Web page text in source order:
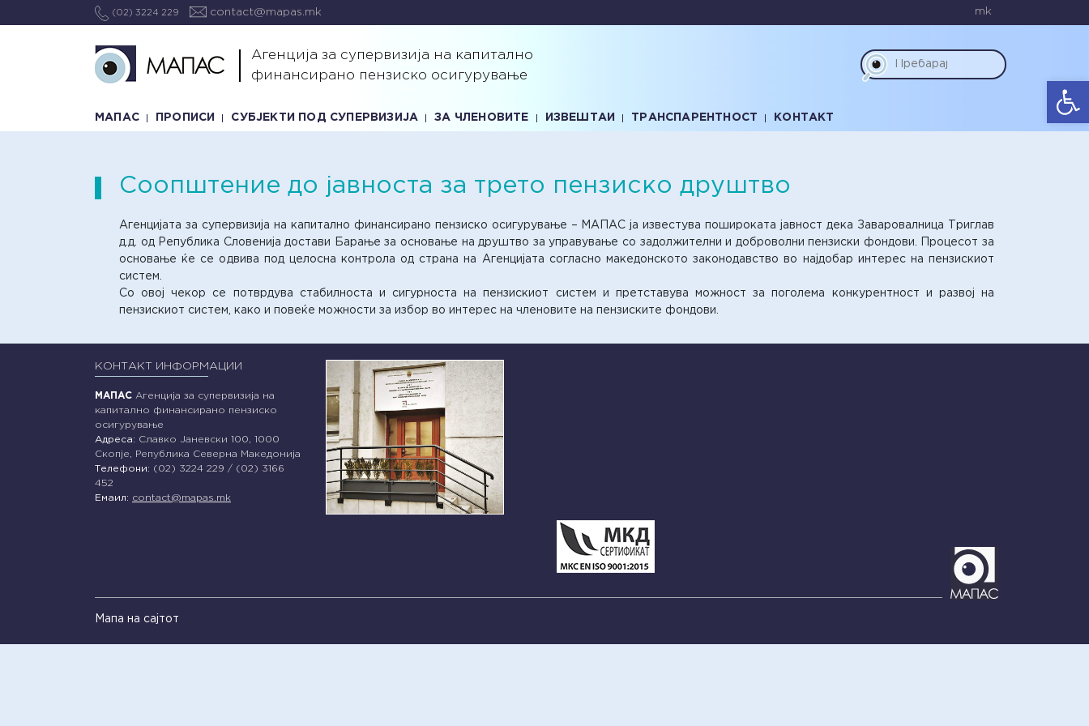
(02) 3224 229 contact@mapas.mk mk
Агенција за супервизија на капитално
финансирано пензиско осигурување
МАПАС ПРОПИСИ СУБЈЕКТИ ПОД СУПЕРВИЗИЈА ЗА ЧЛЕНОВИТЕ ИЗВЕШТАИ ТРАНСПАРЕНТНОСТ КОНТАКТ
Соопштение до јавноста за трето пензиско друштво
Агенцијата за супервизија на капитално финансирано пензиско осигурување – МАПАС ја известува пошироката јавност дека Заваровалница Триглав
д.д. од Република Словенија достави Барање за основање на друштво за управување со задолжителни и доброволни пензиски фондови. Процесот за
основање ќе се одвива под целосна контрола од страна на Агенцијата согласно македонското законодавство во најдобар интерес на пензискиот
систем.
Со овој чекор се потврдува стабилноста и сигурноста на пензискиот систем и претставува можност за поголема конкурентност и развој на
пензискиот систем, како и повеќе можности за избор во интерес на членовите на пензиските фондови.
КОНТАКТ ИНФОРМАЦИИ
МАПАС Агенција за супервизија на
капитално финансирано пензиско
осигурување
Адреса: Славко Јаневски 100, 1000
Скопје, Република Северна Македонија
Телефони: (02) 3224 229 / (02) 3166
452
Емаил: contact@mapas.mk
Мапа на сајтот